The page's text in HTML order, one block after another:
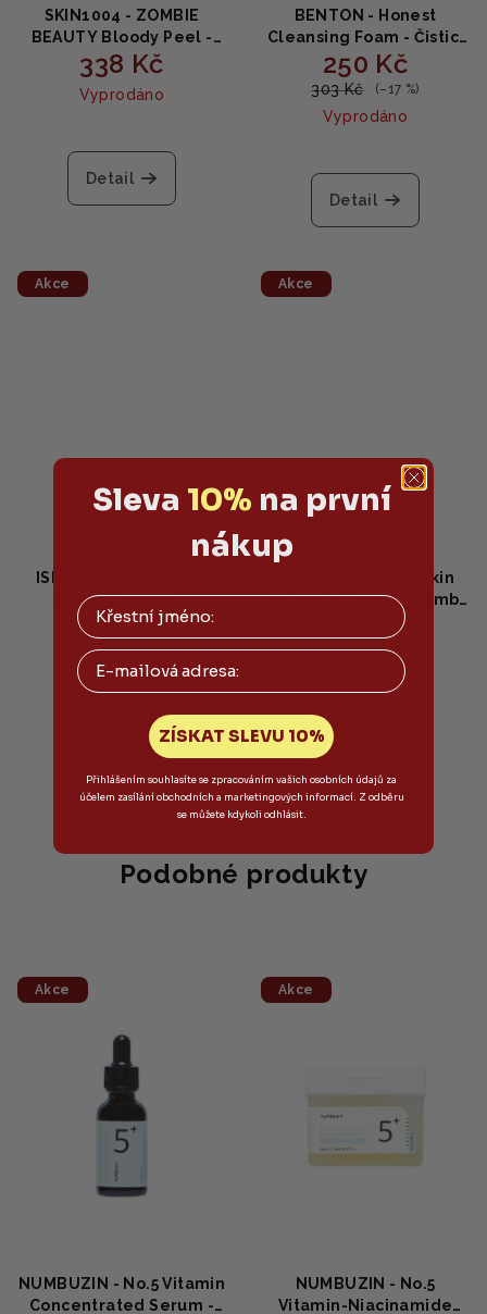
SKIN1004 - ZOMBIE
BEAUTY Bloody Peel -
Pleťový peeling 30ml
338 Kč
Vyprodáno
Detail
BENTON - Honest
Cleansing Foam - Čisticí
pěna na obličej 150g
250 Kč
303 Kč (–17 %)
Vyprodáno
Detail
Akce
ISNTREE - Green Tea
Fresh Cleanser -
Osvěžující čisticí pěna se
zeleným čajem 120ml
316 Kč
Skladem
Do košíku
Akce
NUMBUZIN - No.3 Skin
Radiance Glowing Jumbo
Essence Pad 150ml -
Rozjasňující tampony na
obličej (70ks)
381 Kč
455 Kč (–16 %)
Podobné produkty
Akce
NUMBUZIN - No.5 Vitamin
Concentrated Serum -
Akce
NUMBUZIN - No.5
Vitamin-Niacinamide
Sleva 10% na první
nákup
Email
ZÍSKAT SLEVU 10%
Přihlášením souhlasíte se zpracováním vašich osobních údajů za
účelem zasílání obchodních a marketingových informací. Z odběru
se můžete kdykoli odhlásit.